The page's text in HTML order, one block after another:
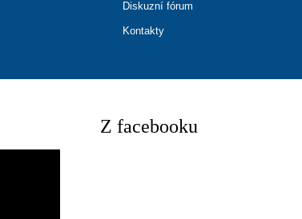
Diskuzní fórum
Kontakty
Z facebooku